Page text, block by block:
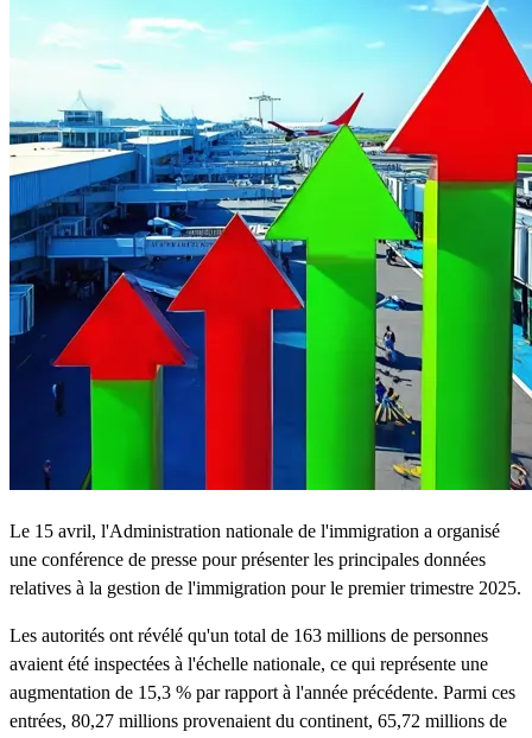
Le 15 avril, l'Administration nationale de l'immigration a organisé
une conférence de presse pour présenter les principales données
relatives à la gestion de l'immigration pour le premier trimestre 2025.
Les autorités ont révélé qu'un total de 163 millions de personnes
avaient été inspectées à l'échelle nationale, ce qui représente une
augmentation de 15,3 % par rapport à l'année précédente. Parmi ces
entrées, 80,27 millions provenaient du continent, 65,72 millions de